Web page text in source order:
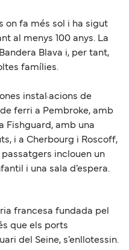
on fa més sol i ha sigut
al menys 100 anys. La
Blava i, per tant,
famílies.
instal·acions de
ferri a Pembroke, amb
Fishguard, amb una
i a Cherbourg i Roscoff,
passatgers inclouen un
i una sala d’espera.
francesa fundada pel
que els ports
del Seine, s’enllotessin.